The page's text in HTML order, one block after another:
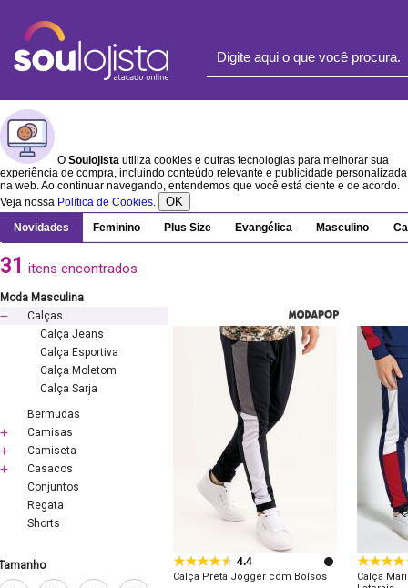
O Soulojista utiliza cookies e outras tecnologias para melhorar sua
experiência de compra, incluindo conteúdo relevante e publicidade personalizada
na web. Ao continuar navegando, entendemos que você está ciente e de acordo.
Veja nossa Política de Cookies. OK
Novidades Feminino Plus Size Evangélica Masculino
31 itens encontrados
Moda Masculina
Calças
Calça Jeans
Calça Esportiva
Calça Moletom
Calça Sarja
Bermudas
Camisas
Camiseta
Casacos
Conjuntos
Regata
Shorts
4.4
Calça Preta Jogger com Bolsos
Calça